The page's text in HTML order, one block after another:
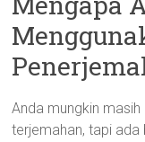
Anda mungkin
terjemahan, tapi ada